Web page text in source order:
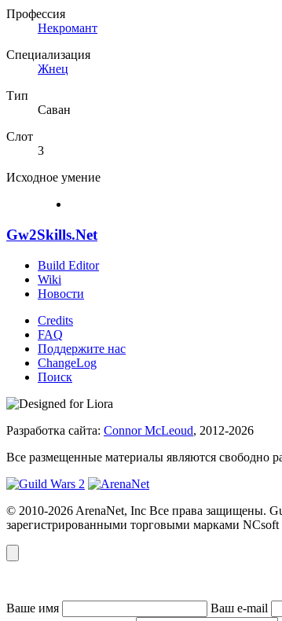
Профессия
Некромант
Специализация
Жнец
Тип
Саван
Слот
3
Исходное умение
Gw2Skills.Net
Build Editor
Wiki
Новости
Credits
FAQ
Поддержите нас
ChangeLog
Поиск
Разработка сайта: Connor McLeoud, 2012-2026
Все размещенные материалы являются свободно
© 2010-2026 ArenaNet, Inc Все права защищены.
зарегистрированными торговыми марками NCsoft
Ваше имя Ваш e-mail